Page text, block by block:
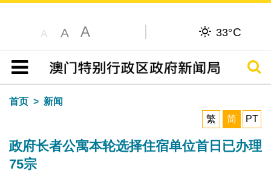
A A A 33°C
目录
搜寻
首页
新闻
繁
简 PT
政府长者公寓本轮选择住宿单位首日已办理
75宗